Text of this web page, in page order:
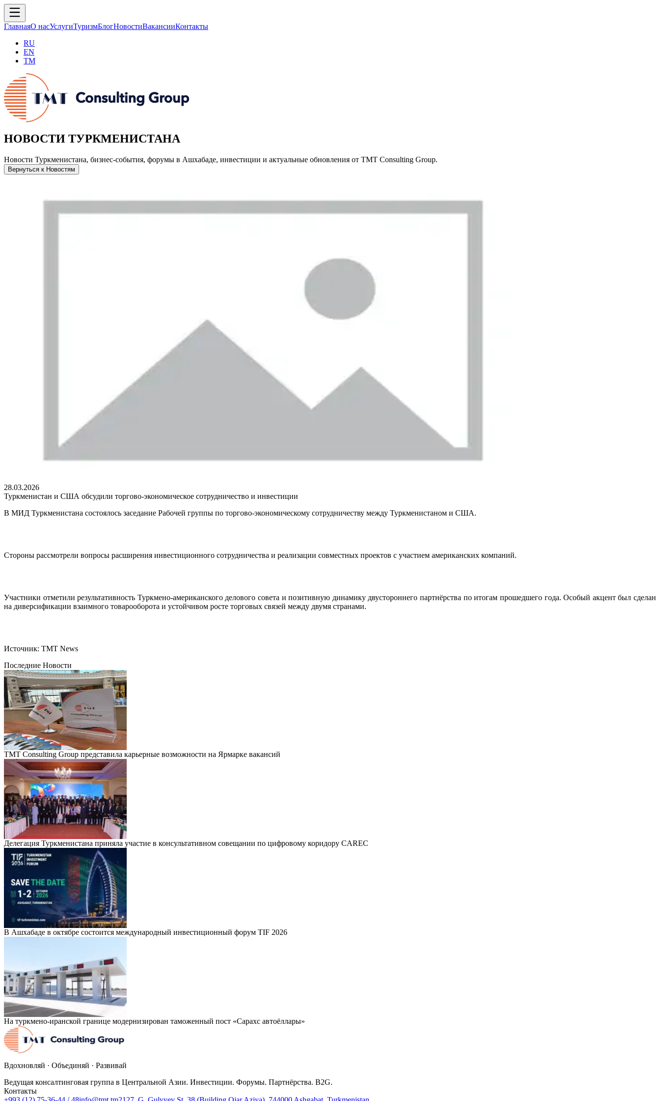
ГлавнаяО насУслугиТуризмБлогНовостиВакансииКонтакты
RU
EN
TM
НОВОСТИ ТУРКМЕНИСТАНА
Новости Туркменистана, бизнес-события, форумы в Ашхабаде, инвестиции и актуальные обновления от TMT Consulting Group.
Вернуться к Новостям
28.03.2026
Туркменистан и США обсудили торгово-экономическое сотрудничество и инвестиции
В МИД Туркменистана состоялось заседание Рабочей группы по торгово-экономическому сотрудничеству между Туркменистаном и США.
Стороны рассмотрели вопросы расширения инвестиционного сотрудничества и реализации совместных проектов с участием американских компаний.
Участники отметили результативность Туркмено-американского делового совета и позитивную динамику двустороннего партнёрства по итогам прошедшего года. Особый акцент был сделан
на диверсификации взаимного товарооборота и устойчивом росте торговых связей между двумя странами.
Источник: TMT News
Последние Новости
TMT Consulting Group представила карьерные возможности на Ярмарке вакансий
Делегация Туркменистана приняла участие в консультативном совещании по цифровому коридору CAREC
В Ашхабаде в октябре состоится международный инвестиционный форум TIF 2026
На туркмено-иранской границе модернизирован таможенный пост «Сарахс автоёллары»
Вдохновляй · Объединяй · Развивай
Ведущая консалтинговая группа в Центральной Азии. Инвестиции. Форумы. Партнёрства. B2G.
Контакты